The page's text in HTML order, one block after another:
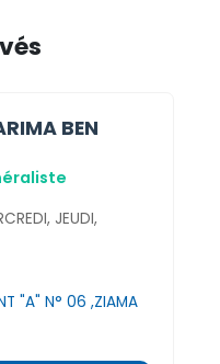
BEN
JEUDI,
"A" N° 06 ,ZIAMA